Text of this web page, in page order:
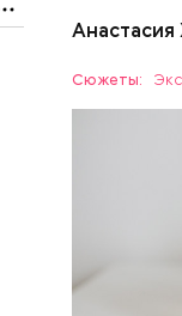
Сюжеты:
Дыня